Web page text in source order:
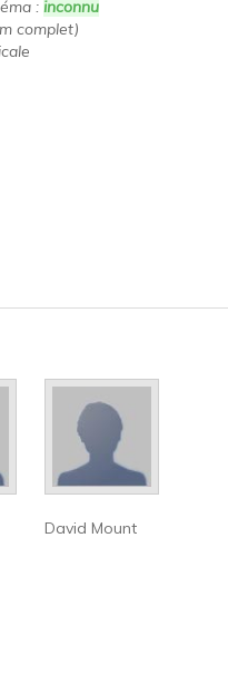
:inconnu
complet)
David Mount